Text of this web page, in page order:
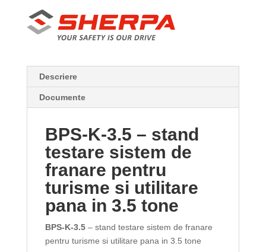
Descriere
Documente
BPS-K-3.5 – stand
testare sistem de
franare pentru
turisme si utilitare
pana in 3.5 tone
BPS-K-3.5– stand testare sistem de franare
pentru turisme si utilitare pana in 3.5 tone